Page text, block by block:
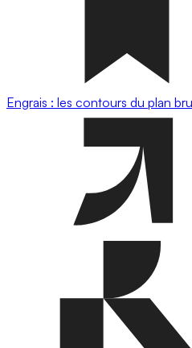
Engrais : les contours du plan